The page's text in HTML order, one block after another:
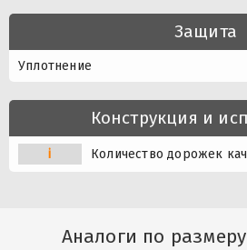
Защита
Уплотнение
Конструкция и
i Количество дорожек
Аналоги по размеру